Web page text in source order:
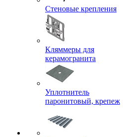
Стеновые крепления
Кляммеры для
керамогранита
Уплотнитель
паронитовый, крепеж